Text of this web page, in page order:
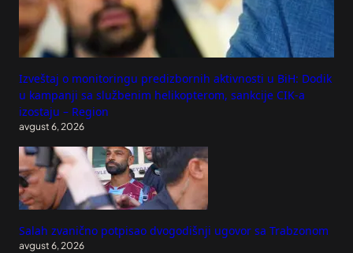
Izveštaj o monitoringu predizbornih aktivnosti u BiH: Dodik
u kampanji sa službenim helikopterom, sankcije CIK-a
izostaju – Region
avgust 6, 2026
Salah zvanično potpisao dvogodišnji ugovor sa Trabzonom
avgust 6, 2026